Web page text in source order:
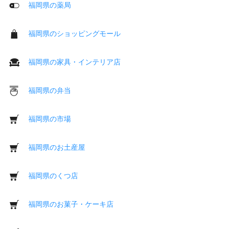
福岡県の薬局
福岡県のショッピングモール
福岡県の家具・インテリア店
福岡県の弁当
福岡県の市場
福岡県のお土産屋
福岡県のくつ店
福岡県のお菓子・ケーキ店